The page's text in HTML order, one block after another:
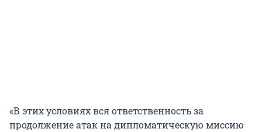
«В этих условиях вся ответственность за
продолжение атак на дипломатическую миссию